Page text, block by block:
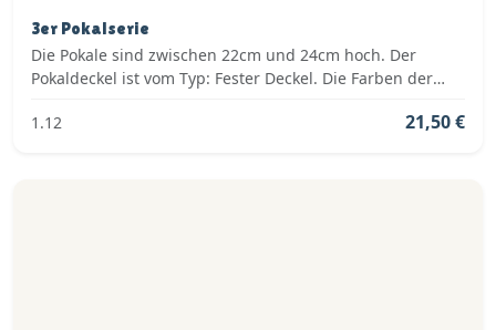
3er Pokalserie
Die Pokale sind zwischen 22cm und 24cm hoch. Der
Pokaldeckel ist vom Typ: Fester Deckel. Die Farben der
1.12
21,50 €